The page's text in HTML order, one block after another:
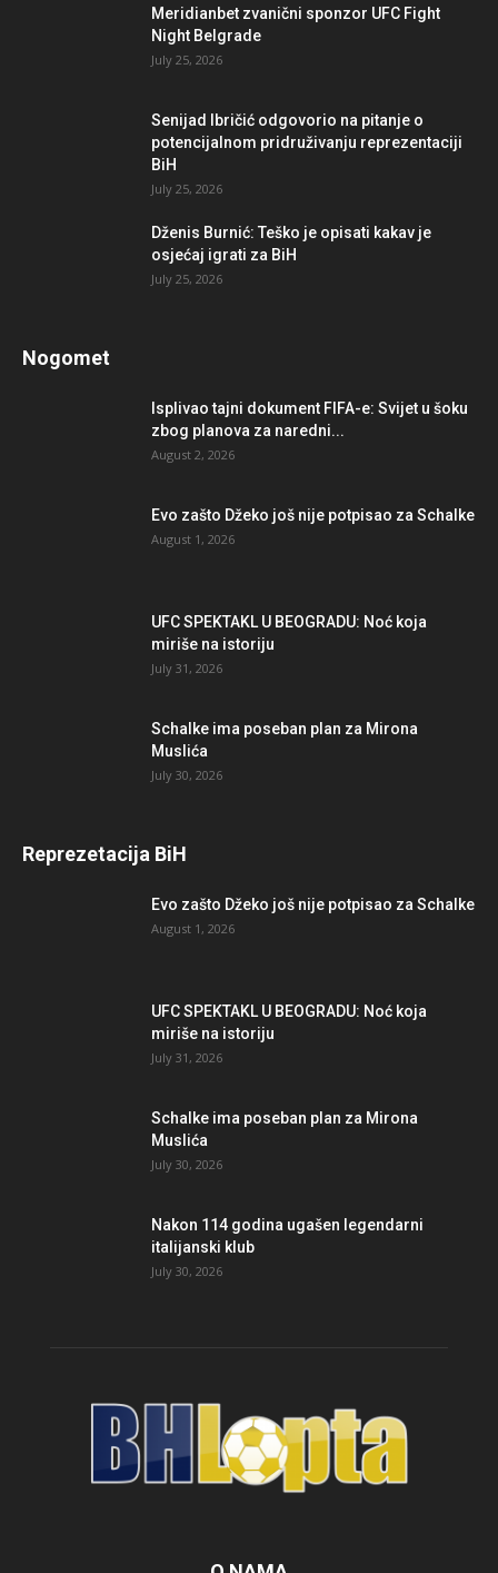
Meridianbet zvanični sponzor UFC Fight
Night Belgrade
July 25, 2026
Senijad Ibričić odgovorio na pitanje o
potencijalnom pridruživanju reprezentaciji
BiH
July 25, 2026
Dženis Burnić: Teško je opisati kakav je
osjećaj igrati za BiH
July 25, 2026
Nogomet
Isplivao tajni dokument FIFA-e: Svijet u šoku
zbog planova za naredni...
August 2, 2026
Evo zašto Džeko još nije potpisao za Schalke
August 1, 2026
UFC SPEKTAKL U BEOGRADU: Noć koja
miriše na istoriju
July 31, 2026
Schalke ima poseban plan za Mirona
Muslića
July 30, 2026
Reprezetacija BiH
Evo zašto Džeko još nije potpisao za Schalke
August 1, 2026
UFC SPEKTAKL U BEOGRADU: Noć koja
miriše na istoriju
July 31, 2026
Schalke ima poseban plan za Mirona
Muslića
July 30, 2026
Nakon 114 godina ugašen legendarni
italijanski klub
July 30, 2026